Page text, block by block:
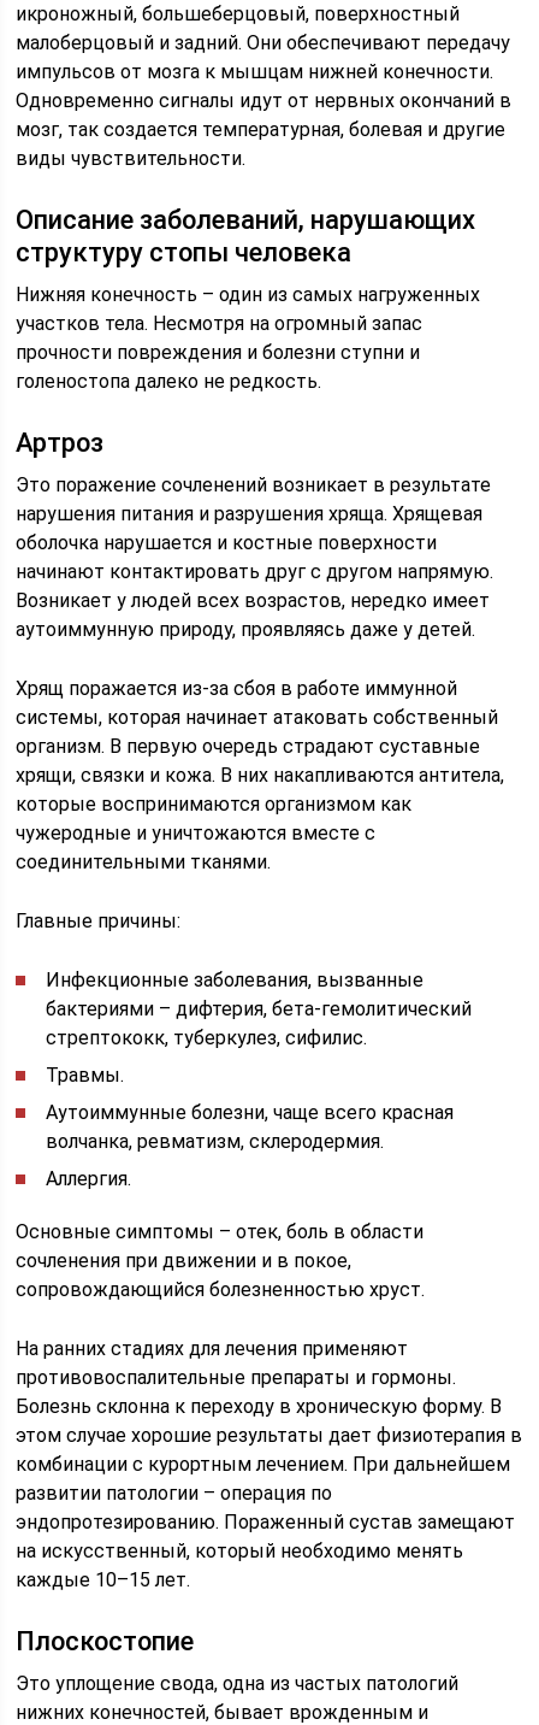
икроножный, большеберцовый, поверхностный
малоберцовый и задний. Они обеспечивают передачу
импульсов от мозга к мышцам нижней конечности.
Одновременно сигналы идут от нервных окончаний в
мозг, так создается температурная, болевая и другие
виды чувствительности.
Описание заболеваний, нарушающих
структуру стопы человека
Нижняя конечность – один из самых нагруженных
участков тела. Несмотря на огромный запас
прочности повреждения и болезни ступни и
голеностопа далеко не редкость.
Артроз
Это поражение сочленений возникает в результате
нарушения питания и разрушения хряща. Хрящевая
оболочка нарушается и костные поверхности
начинают контактировать друг с другом напрямую.
Возникает у людей всех возрастов, нередко имеет
аутоиммунную природу, проявляясь даже у детей.
Хрящ поражается из-за сбоя в работе иммунной
системы, которая начинает атаковать собственный
организм. В первую очередь страдают суставные
хрящи, связки и кожа. В них накапливаются антитела,
которые воспринимаются организмом как
чужеродные и уничтожаются вместе с
соединительными тканями.
Главные причины:
Инфекционные заболевания, вызванные
бактериями – дифтерия, бета-гемолитический
стрептококк, туберкулез, сифилис.
Травмы.
Аутоиммунные болезни, чаще всего красная
волчанка, ревматизм, склеродермия.
Аллергия.
Основные симптомы – отек, боль в области
сочленения при движении и в покое,
сопровождающийся болезненностью хруст.
На ранних стадиях для лечения применяют
противовоспалительные препараты и гормоны.
Болезнь склонна к переходу в хроническую форму. В
этом случае хорошие результаты дает физиотерапия в
комбинации с курортным лечением. При дальнейшем
развитии патологии – операция по
эндопротезированию. Пораженный сустав замещают
на искусственный, который необходимо менять
каждые 10–15 лет.
Плоскостопие
Это уплощение свода, одна из частых патологий
нижних конечностей, бывает врожденным и